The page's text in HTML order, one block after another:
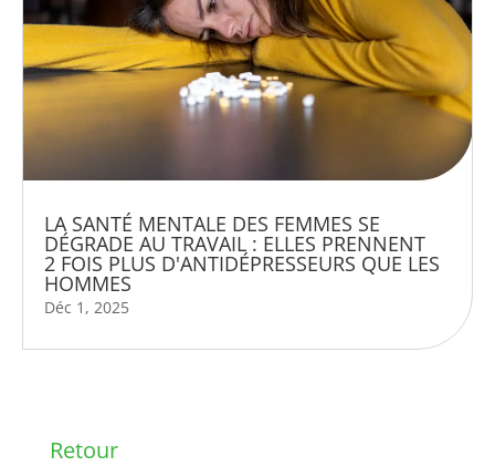
LA SANTÉ MENTALE DES FEMMES SE
DÉGRADE AU TRAVAIL : ELLES PRENNENT
2 FOIS PLUS D'ANTIDÉPRESSEURS QUE LES
HOMMES
Déc 1, 2025
Retour